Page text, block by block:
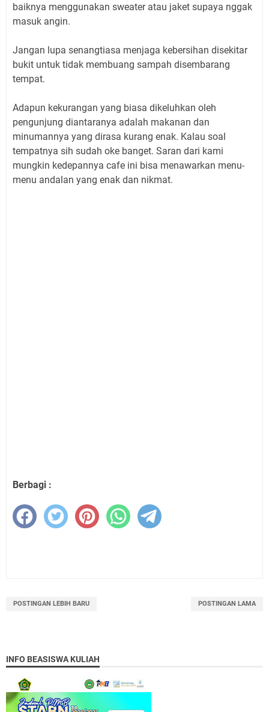
baiknya menggunakan sweater atau jaket supaya nggak
masuk angin.
Jangan lupa senangtiasa menjaga kebersihan disekitar
bukit untuk tidak membuang sampah disembarang
tempat.
Adapun kekurangan yang biasa dikeluhkan oleh
pengunjung diantaranya adalah makanan dan
minumannya yang dirasa kurang enak. Kalau soal
tempatnya sih sudah oke banget. Saran dari kami
mungkin kedepannya cafe ini bisa menawarkan menu-
menu andalan yang enak dan nikmat.
Berbagi :
POSTINGAN LEBIH BARU POSTINGAN LAMA
INFO BEASISWA KULIAH